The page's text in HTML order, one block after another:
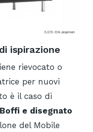
ispirazione
rievocato o
per nuovi
è il caso di
e disegnato
del Mobile